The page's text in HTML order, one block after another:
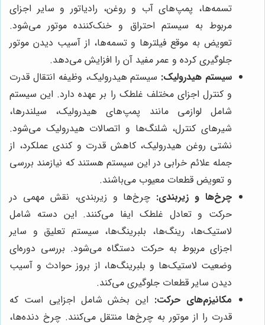
تسمه‌ها، پمپ‌های آب و روغن، رادیاتور و سایر اجزای
مربوط به سیستم احتراق و خنک‌کننده موتور می‌شود.
تعویض به موقع فیلترها و تسمه‌ها، از آسیب دیدن موتور
جلوگیری کرده و عمر مفید آن را افزایش می‌دهد.
سیستم هیدرولیک: سیستم هیدرولیک، وظیفه انتقال قدرت
و کنترل اجزای مختلف غلطک را بر عهده دارد. این سیستم
شامل لوازمی مانند پمپ‌های هیدرولیک، سیلندرها،
شیرهای کنترل، شلنگ‌ها و اتصالات هیدرولیک می‌شود.
نشتی روغن هیدرولیک، کاهش قدرت و کندی عملکرد، از
جمله علائم خرابی در این سیستم هستند که نیازمند بررسی
و تعویض قطعات معیوب می‌باشند.
چرخ‌ها و زیربندی: چرخ‌ها و زیربندی، نقش مهمی در
حرکت و تعادل غلطک ایفا می‌کنند. این دسته شامل
لاستیک‌ها، رینگ‌ها، بلبرینگ‌ها، سیستم تعلیق و سایر
اجزای مربوط به حرکت دستگاه می‌شود. بررسی دوره‌ای
وضعیت لاستیک‌ها و بلبرینگ‌ها، از بروز حوادث و آسیب
دیدن سایر قطعات جلوگیری می‌کند.
مکانیزم‌های حرکت: این بخش شامل اجزایی است که
قدرت را از موتور به چرخ‌ها منتقل می‌کنند. چرخ دنده‌ها،